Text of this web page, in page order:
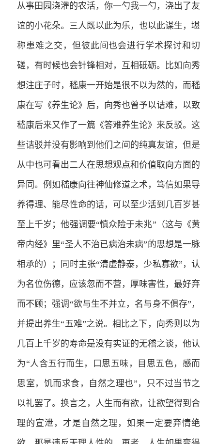
从事田园浇灌的农活，你一勺我一勺，浇出了友
谊的小花朵。三人既以此为乐，也以此谋生，堪
称患难之交，但彼此间也会进行学术探讨和切
磋，有时候也会针锋相对，互相砥砺。比如向秀
想注庄子时，嵇康一开始是很不以为然的，而嵇
康在写《养生论》后，向秀也曾予以诘难，以致
嵇康后来又作了一篇《答难养生论》来反驳。这
些诘驳并没有影响到他们之间的纯真友谊，但是
从中也可看出二人在思想观点和价值取向方面的
异同。例如嵇康向往神仙修道之术，笃信如果导
养得理、能尽性命的话，可以至少活到几百岁甚
至上千岁；他强调要“慎众险于未兆”（这与《黄
帝内经》里“圣人不治已病治未病”的思想是一脉
相承的）；同时主张“清虚静泰，少私寡欲”，认
为名位伤德，应该忽而不营，厚味害性，最好弃
而不顾；强调“欲与生不并立，名与身不俱存”，
并提出养生“五难”之说。相比之下，向秀则以为
几百上千岁的寿命是没有实证的无稽之谈，他认
为“人含五行而生，口思五味，目思五色，感而
思室，饥而求食，自然之理也”，只不过当节之
以礼罢了。换言之，人生而有欲，让欲望得到合
理的宣泄，才是自然之理，如果一定要弃情绝